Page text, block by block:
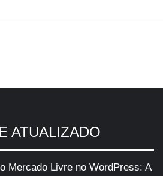
ATUALIZADO
Mercado Livre no WordPress: A